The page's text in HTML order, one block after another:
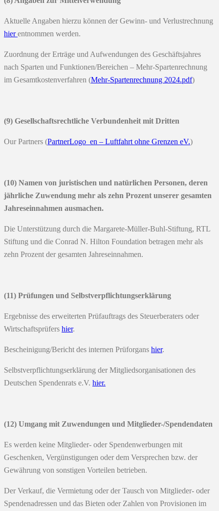
Aktuelle Angaben hierzu können der Gewinn- und Verlustrechnung
hierentnommen werden.
Zuordnung der Erträge und Aufwendungen des Geschäftsjahres
nach Sparten und Funktionen/Bereichen – Mehr-Spartenrechnung
im Gesamtkostenverfahren (Mehr-Spartenrechnung 2024.pdf)
(9) Gesellschaftsrechtliche Verbundenheit mit Dritten
Our Partners (PartnerLogo_en – Luftfahrt ohne Grenzen eV.)
(10) Namen von juristischen und natürlichen Personen, deren
jährliche Zuwendung mehr als zehn Prozent unserer gesamten
Jahreseinnahmen ausmachen.
Die Unterstützung durch die Margarete-Müller-Buhl-Stiftung, RTL
Stiftung und die Conrad N. Hilton Foundation betragen mehr als
zehn Prozent der gesamten Jahreseinnahmen.
(11) Prüfungen und Selbstverpflichtungserklärung
Ergebnisse des erweiterten Prüfauftrags des Steuerberaters oder
Wirtschaftsprüfers hier.
Bescheinigung/Bericht des internen Prüforgans hier.
Selbstverpflichtungserklärung der Mitgliedsorganisationen des
Deutschen Spendenrats e.V. hier.
(12) Umgang mit Zuwendungen und Mitglieder-/Spendendaten
Es werden keine Mitglieder- oder Spendenwerbungen mit
Geschenken, Vergünstigungen oder dem Versprechen bzw. der
Gewährung von sonstigen Vorteilen betrieben.
Der Verkauf, die Vermietung oder der Tausch von Mitglieder- oder
Spendenadressen und das Bieten oder Zahlen von Provisionen im